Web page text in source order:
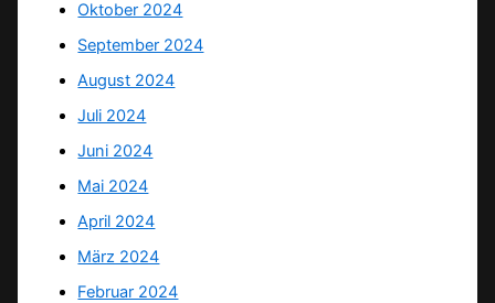
Oktober 2024
September 2024
August 2024
Juli 2024
Juni 2024
Mai 2024
April 2024
März 2024
Februar 2024